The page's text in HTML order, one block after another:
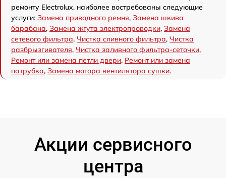
ремонту Electrolux, наиболее востребованы следующие
услуги: Замена приводного ремня, Замена шкива
барабана, Замена жгута электропроводки, Замена
сетевого фильтра, Чистка сливного фильтра, Чистка
разбрызгивателя, Чистка заливного фильтра-сеточки,
Ремонт или замена петли двери, Ремонт или замена
патрубка, Замена мотора вентилятора сушки.
Акции сервисного
центра